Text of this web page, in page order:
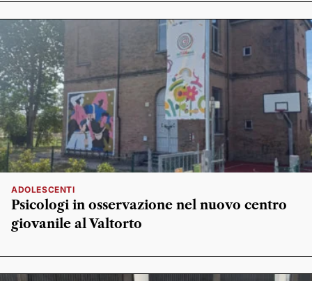
ADOLESCENTI
Psicologi in osservazione nel nuovo centro
giovanile al Valtorto